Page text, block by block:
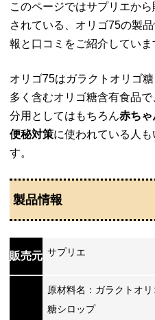
このページではサプリエから
されている、オリゴ75の製
報と口コミをご紹介していま
オリゴ75はガラクトオリゴ糖
多く含むオリゴ糖含有食品で
分用としてはもちろん赤ちゃ
便秘対策に使われている人も
す。
製品情報
販売元 サプリエ
原材料名：ガラクトオリ
糖シロップ